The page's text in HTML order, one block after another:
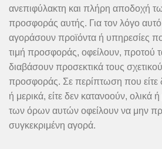
ανεπιφύλακτη και πλήρη αποδοχή
προσφοράς αυτής. Για τον λόγο
αγοράσουν προϊόντα ή υπηρεσίες
τιμή προσφοράς, οφείλουν, προτού
διαβάσουν προσεκτικά τους
προσφοράς. Σε περίπτωση που είτε
ή μερικά, είτε δεν κατανοούν, ολικά
των όρων αυτών οφείλουν να μην
συγκεκριμένη αγορά.